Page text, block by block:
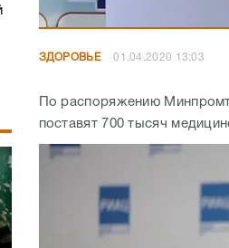
ЗДОРОВЬЕ 01.04.2020 13:03
По распоряжению
поставят 700 тысяч